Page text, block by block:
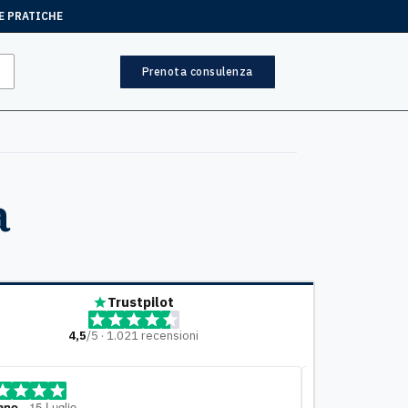
PRATICHE
Prenota consulenza
Trustpilot
4,5/5 · 1.021 recensioni